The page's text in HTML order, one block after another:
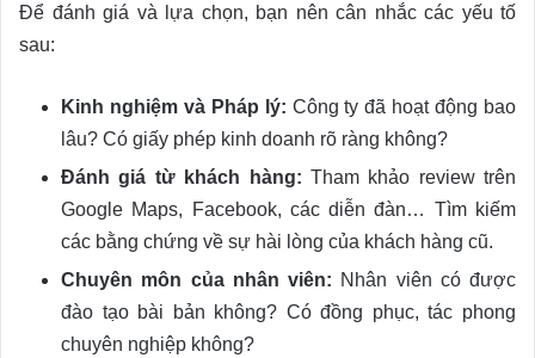
Để đánh giá và lựa chọn, bạn nên cân nhắc các yếu tố
sau:
Kinh nghiệm và Pháp lý: Công ty đã hoạt động bao
lâu? Có giấy phép kinh doanh rõ ràng không?
Đánh giá từ khách hàng: Tham khảo review trên
Google Maps, Facebook, các diễn đàn… Tìm kiếm
các bằng chứng về sự hài lòng của khách hàng cũ.
Chuyên môn của nhân viên: Nhân viên có được
đào tạo bài bản không? Có đồng phục, tác phong
chuyên nghiệp không?